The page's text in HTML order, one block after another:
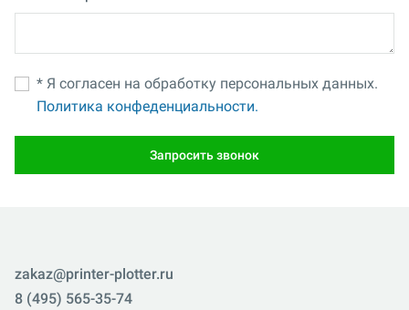
* Я согласен на обработку персональных данных.
Политика конфеденциальности.
Запросить звонок
zakaz@printer-plotter.ru
8 (495) 565-35-74